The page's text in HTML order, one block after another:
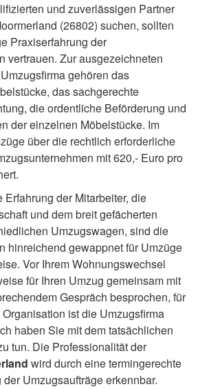
und zuverlässigen Partner
(26802) suchen, sollten
Praxiserfahrung der
vertrauen. Zur ausgezeichneten
gehören das
das sachgerechte
die ordentliche Beförderung und
der einzelnen Möbelstücke. Im
über die rechtlich erforderliche
mit 620,- Euro pro
der Mitarbeiter, die
und dem breit gefächerten
Umzugswagen, sind die
hinreichend gewappnet für Umzüge
Vor Ihrem Wohnungswechsel
für Ihren Umzug gemeinsam mit
Gespräch besprochen, für
ist die Umzugsfirma
haben Sie mit dem tatsächlichen
tun. Die Professionalität der
wird durch eine termingerechte
Umzugsaufträge erkennbar.